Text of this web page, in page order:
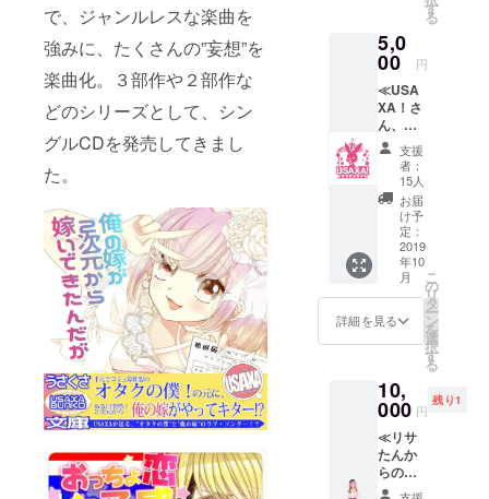
で、ジャンルレスな楽曲を
強みに、たくさんの”妄想”を
楽曲化。３部作や２部作な
どのシリーズとして、シン
グルCDを発売してきまし
た。
となった。
-２０１７年-
・９月か
ら、新メン
バー加入を
皮切りに”俺
の嫁”をテー
マにした３
部作シング
ルを発表。
-２０１８年-
・２月”学園
た３部作シ
ングルを発
・３月には
西川口
ウド
ディン
グ支援
者限定
参加イ
ベント
の内容
を収録
した動
画(１５
分) ★ク
ラウ ド
ファン
ディン
グ限定
缶バッ
チ１個
す
る
5,0
00 円
≪USA
XA！さ
ん、初
めまし
て。リ
ターン
≫ ★ア
ルバム
１枚 ★
手書き
お礼
メッ
セージ
★USA
XA！か
らの自
動画(１
５分)
★USA
XA！の
第1弾ア
ルバム
「OTK!
支援
者：
15人
お届
け予
定：
2019
年10
月
詳細を見る
こ
の
リ
タ
ー
ン
を
選
択
す
る
10,
000 円
残り1
≪リサ
たんか
らのあ
りがと